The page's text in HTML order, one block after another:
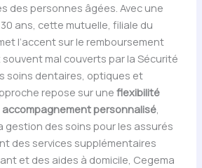
des personnes âgées. Avec une
ans, cette mutuelle, filiale du
l’accent sur le remboursement
mal couverts par la Sécurité
soins dentaires, optiques et
repose sur une flexibilité
accompagnement personnalisé,
gestion des soins pour les assurés
des services supplémentaires
et des aides à domicile, Cegema